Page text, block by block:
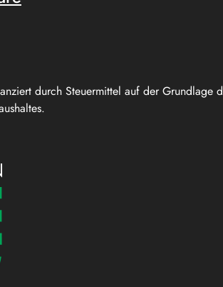
durch Steuermittel auf der Grundlage